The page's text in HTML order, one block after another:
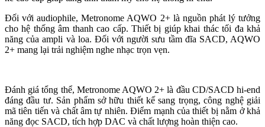
Đối với audiophile, Metronome AQWO 2+ là nguồn phát lý tưởng
cho hệ thống âm thanh cao cấp. Thiết bị giúp khai thác tối đa khả
năng của ampli và loa. Đối với người sưu tầm đĩa SACD, AQWO
2+ mang lại trải nghiệm nghe nhạc trọn vẹn.
Đánh giá tổng thể, Metronome AQWO 2+ là đầu CD/SACD hi-end
đáng đầu tư. Sản phẩm sở hữu thiết kế sang trọng, công nghệ giải
mã tiên tiến và chất âm tự nhiên. Điểm mạnh của thiết bị nằm ở khả
năng đọc SACD, tích hợp DAC và chất lượng hoàn thiện cao.